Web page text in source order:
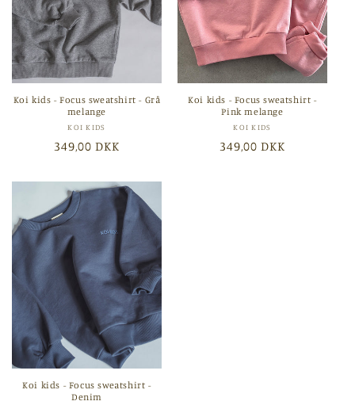
Koi kids - Focus sweatshirt - Grå
melange
Forhandler:
KOI KIDS
Normalpris
349,00 DKK
Koi kids - Focus sweatshirt -
Pink melange
Forhandler:
KOI KIDS
Normalpris
349,00 DKK
Koi kids - Focus sweatshirt -
Denim